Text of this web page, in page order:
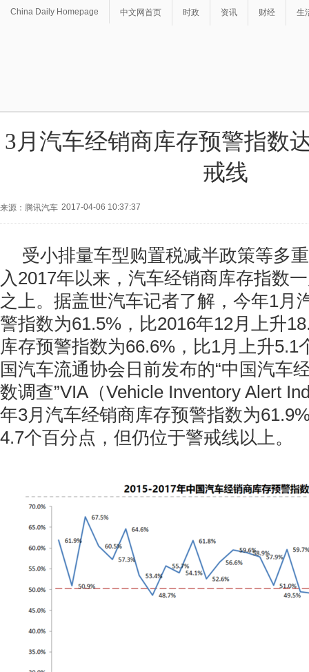
China Daily Homepage 中文网首页 时政 资讯 财经 生
3月汽车经销商库存预警指数
戒线
来源：腾讯汽车 2017-04-06 10:37:37
受小排量车型购置税减半政策等多
入2017年以来，汽车经销商库存指数
之上。据盖世汽车记者了解，今年1月
警指数为61.5%，比2016年12月上升
库存预警指数为66.6%，比1月上升5.1
国汽车流通协会日前发布的“中国汽车
数调查”VIA（Vehicle Inventory Alert
年3月汽车经销商库存预警指数为
4.7个百分点，但仍位于警戒线以上。